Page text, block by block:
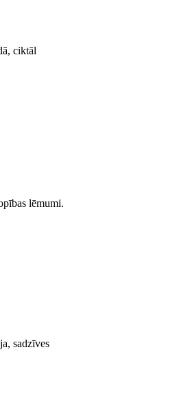
ciktāl
lēmumi.
sadzīves